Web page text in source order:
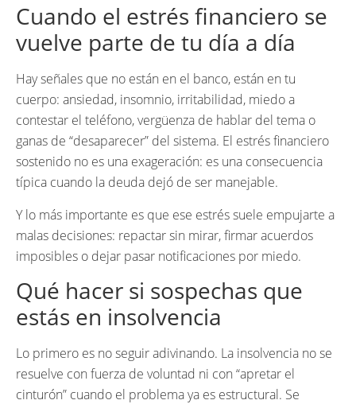
Cuando el estrés financiero se
vuelve parte de tu día a día
Hay señales que no están en el banco, están en tu
cuerpo: ansiedad, insomnio, irritabilidad, miedo a
contestar el teléfono, vergüenza de hablar del tema o
ganas de “desaparecer” del sistema. El estrés financiero
sostenido no es una exageración: es una consecuencia
típica cuando la deuda dejó de ser manejable.
Y lo más importante es que ese estrés suele empujarte a
malas decisiones: repactar sin mirar, firmar acuerdos
imposibles o dejar pasar notificaciones por miedo.
Qué hacer si sospechas que
estás en insolvencia
Lo primero es no seguir adivinando. La insolvencia no se
resuelve con fuerza de voluntad ni con “apretar el
cinturón” cuando el problema ya es estructural. Se